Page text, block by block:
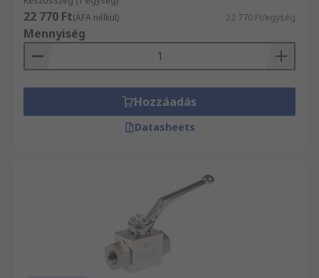
összes Hidraulikus szelepek, elosztótömbök és
kiegészítő termék illetve azok felhasználásának
műszaki hátterét, illetve megadja a
munkavédelmi adataikat és a vonatkozó
kiegészítő termékektől a Csatlakozólapok és
kiegészítő termékekig, vásárlás előtt ellenőrizze
a méretet, mennyiséget, és a
22 770 Ft(ÁFA nélkül) 22 770 Ft/egység
Mennyiség
Hozzáadás
Datasheets